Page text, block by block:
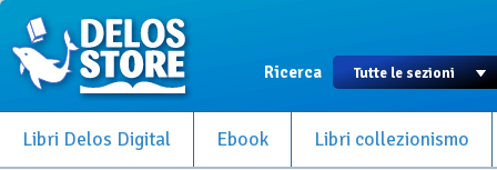
Ricerca
Libri Delos Digital Ebook Libri collezionismo